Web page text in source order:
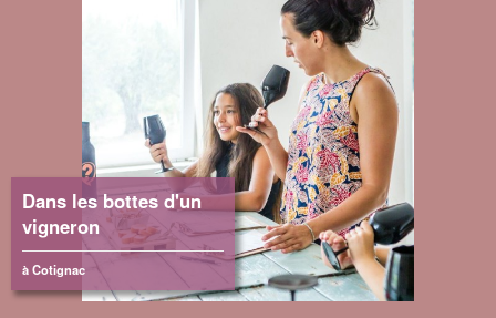
Dans les bottes d'un
vigneron
à Cotignac